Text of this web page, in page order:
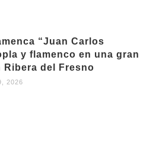
“Juan Carlos
y flamenco en una gran
Ribera del Fresno
2026